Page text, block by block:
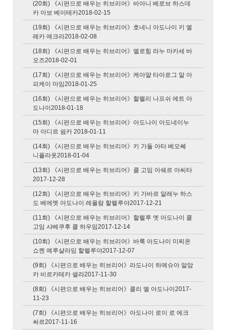
(20회) 《시편으로 배우는 히브리어》바아니 베로브 하스데
카 아보 베이테카2018-02-15
(19회) 《시편으로 배우는 히브리어》호네니 아도나이 키 엘
레카 에크라2018-02-08
(18회) 《시편으로 배우는 히브리어》엘로힘 라누 마카세 바
오즈2018-02-01
(17회) 《시편으로 배우는 히브리어》케아얄 타아로그 알 아
피케이 마임2018-01-25
(16회) 《시편으로 배우는 히브리어》할렐리 나프쉬 에트 아
도나이2018-01-18
(15회) 《시편으로 배우는 히브리어》아도나이 아도네이누
마 아디르 쉼카 2018-01-11
(14회) 《시편으로 배우는 히브리어》키 가돌 아타 베오쎄
니플라옷2018-01-04
(13회) 《시편으로 배우는 히브리어》콜 고임 아쉐르 아씨타
2017-12-28
(12회) 《시편으로 배우는 히브리어》키 가바르 알레누 하스
도 베에멧 아도나이 레올람 할렐루야2017-12-21
(11회) 《시편으로 배우는 히브리어》할렐루 엣 아도나이 콜
고임 샤베쿠후 콜 하우밈2017-12-14
(10회) 《시편으로 배우는 히브리어》바룩 아도나이 미찌온
쇼켄 예루샬라임 할렐루야2017-12-07
(9회) 《시편으로 배우는 히브리어》라도나이 하예슈아 알암
카 비르카테카 셀라2017-11-30
(8회) 《시편으로 배우는 히브리어》콜리 엘 아도나이2017-
11-23
(7회) 《시편으로 배우는 히브리어》아도나이 로이 로 에크
싸르2017-11-16